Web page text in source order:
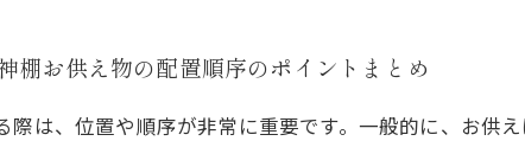
棚お供え物の配置順序のポイントまとめ
際は、位置や順序が非常に重要です。一般的に、お供